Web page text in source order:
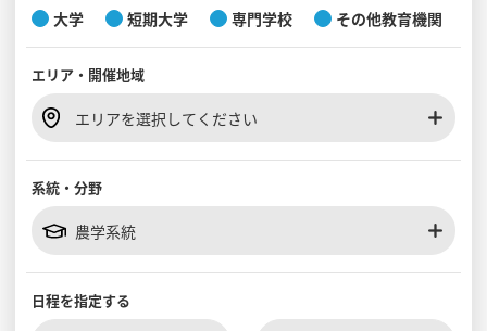
入試・受験入門
お役立ち情報
見学会WEB手引書
大学 短期大学 専門学校 その他教育機関
エリア・ 開催地域
エリアを選択してください
系統・分野
農学系統
日程を指定する